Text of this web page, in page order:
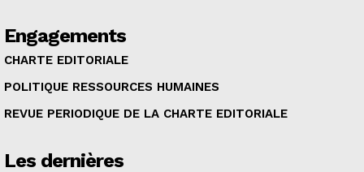
Engagements
CHARTE EDITORIALE
POLITIQUE RESSOURCES HUMAINES
REVUE PERIODIQUE DE LA CHARTE EDITORIALE
Les dernières